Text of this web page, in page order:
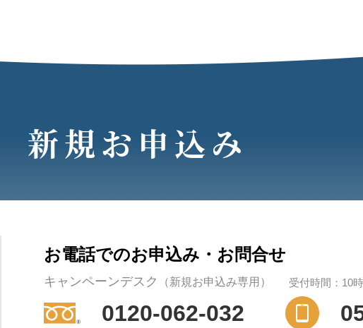
新規お申込み
お電話でのお申込み・お問合せ
キャンペーンデスク （新規お申込み専用） 受付時間：10
0120-062-032